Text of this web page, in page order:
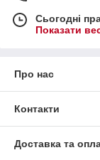
Сьогодні
Показати
Про нас
Контакти
Доставка та